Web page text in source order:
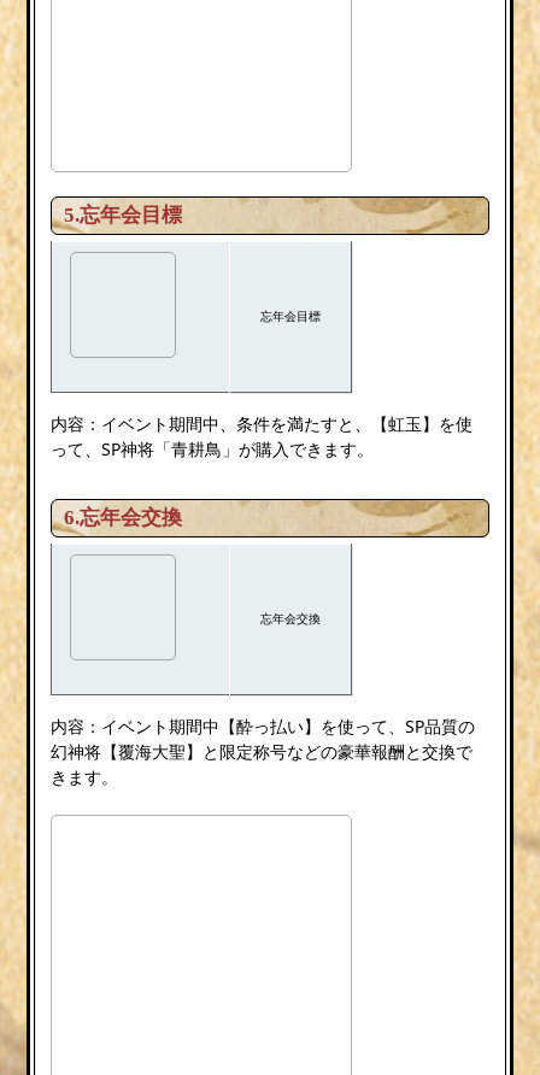
5.忘年会目標
忘年会目標
内容：イベント期間中、条件を満たすと、【虹玉】を使
って、SP神将「青耕鳥」が購入できます。
6.忘年会交換
忘年会交換
内容：イベント期間中【酔っ払い】を使って、SP品質の
幻神将【覆海大聖】と限定称号などの豪華報酬と交換で
きます。